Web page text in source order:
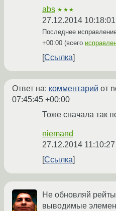
abs ★★★
27.12.2014
Последнее
+00:00 (всего
Ссылка
Ответ на: комментарий от
07:45:45 +00:00
Тоже сначала так
niemand
27.12.2014
Ссылка
Не обновляй
выводимые